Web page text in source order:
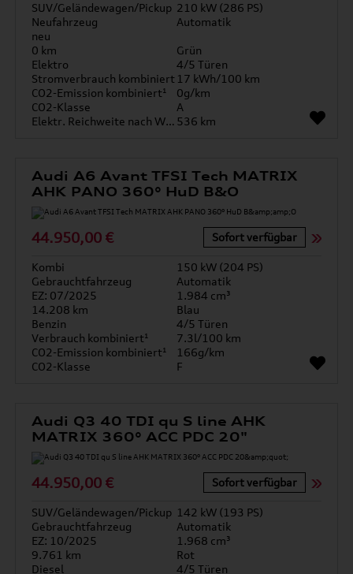
SUV/Geländewagen/Pickup 210 kW (286 PS)
Neufahrzeug
Automatik
neu
0 km
Grün
Elektro
4/5 Türen
Stromverbrauch kombiniert 17 kWh/100 km
CO2-Emission kombiniert¹
0g/km
CO2-Klasse
A
Elektr. Reichweite nach WLTP* 536 km
Audi A6 Avant TFSI Tech MATRIX
AHK PANO 360° HuD B&O
44.950,00 € Sofort verfügbar
Kombi
150 kW (204 PS)
Gebrauchtfahrzeug
Automatik
EZ: 07/2025
1.984 cm³
14.208 km
Blau
Benzin
4/5 Türen
Verbrauch kombiniert¹
7.3l/100 km
CO2-Emission kombiniert¹
166g/km
CO2-Klasse
F
Audi Q3 40 TDI qu S line AHK
MATRIX 360° ACC PDC 20"
44.950,00 € Sofort verfügbar
SUV/Geländewagen/Pickup 142 kW (193 PS)
Gebrauchtfahrzeug
Automatik
EZ: 10/2025
1.968 cm³
9.761 km
Rot
Diesel
4/5 Türen